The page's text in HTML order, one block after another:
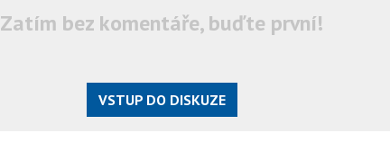
Zatím bez komentáře, buďte první!
VSTUP DO DISKUZE